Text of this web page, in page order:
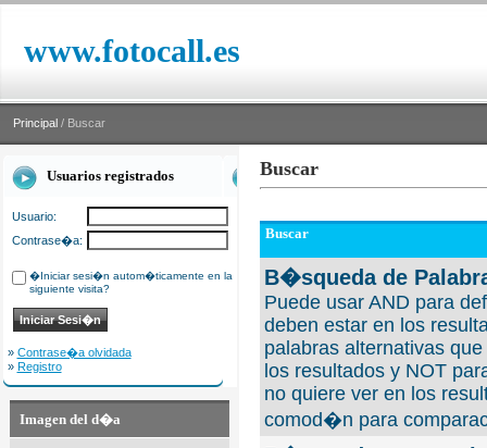
www.fotocall.es
Principal / Buscar
Usuarios registrados
Usuario:
Contrase�a:
�Iniciar sesi�n autom�ticamente en la
siguiente visita?
» Contrase�a olvidada
» Registro
Imagen del d�a
Buscar
Buscar
B�squeda de
Puede usar AND para
deben estar en los
palabras alternativas
los resultados y NOT
no quiere ver en los
comod�n para